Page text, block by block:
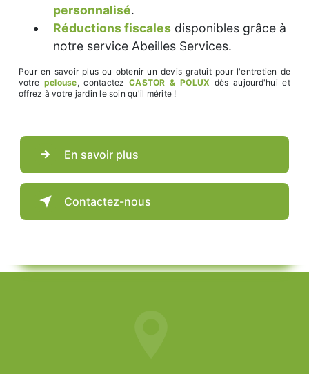
personnalisé.
Réductions fiscales disponibles grâce à
notre service Abeilles Services.
Pour en savoir plus ou obtenir un devis gratuit pour l'entretien de
votre pelouse, contactezCASTOR & POLUX dès aujourd'hui et
offrez à votre jardin le soin qu'il mérite !
En savoir plus
Contactez-nous